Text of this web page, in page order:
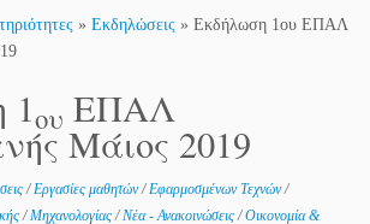
» Εκδηλώσεις » Εκδήλωση 1ου ΕΠΑΛ
1ου ΕΠΑΛ
Μάιος 2019
/Εργασίες μαθητών/Εφαρμοσμένων Τεχνών/
/Μηχανολογίας/Νέα - Ανακοινώσεις/Οικονομία &